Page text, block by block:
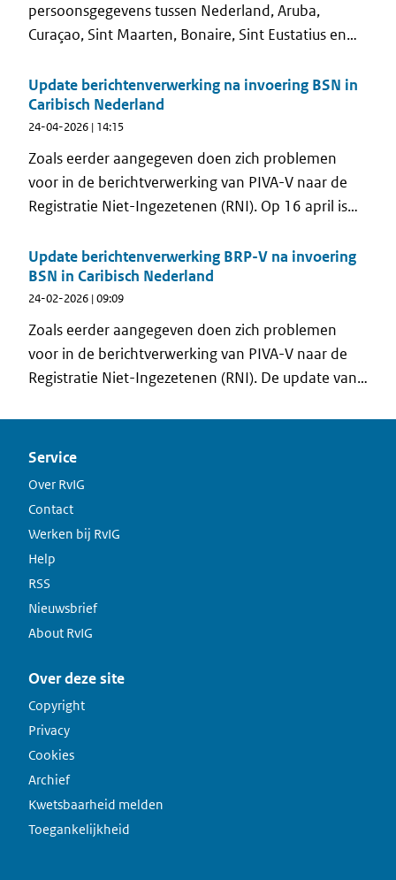
persoonsgegevens tussen Nederland, Aruba,
Curaçao, Sint Maarten, Bonaire, Sint Eustatius en
Update berichtenverwerking na invoering BSN in
Caribisch Nederland
24-04-2026 | 14:15
Zoals eerder aangegeven doen zich problemen
voor in de berichtverwerking van PIVA-V naar de
Registratie Niet-Ingezetenen (RNI). Op 16 april is
technische fout die het inlezen van de berichten
verstoorde, is opgelost.
Update berichtenverwerking BRP-V na invoering
BSN in Caribisch Nederland
24-02-2026 | 09:09
Zoals eerder aangegeven doen zich problemen
voor in de berichtverwerking van PIVA-V naar de
Registratie Niet-Ingezetenen (RNI). De update van
geleid.
Service
Over RvIG
Contact
Werken bij RvIG
Help
RSS
Nieuwsbrief
About RvIG
Over deze site
Copyright
Privacy
Cookies
Archief
Kwetsbaarheid melden
Toegankelijkheid